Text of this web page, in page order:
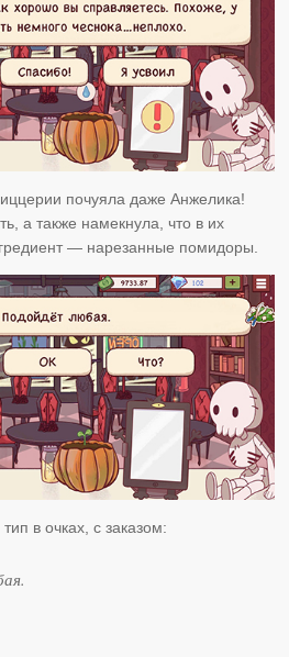
почуяла даже Анжелика!
а также намекнула, что в их
— нарезанные помидоры.
в очках, с заказом: